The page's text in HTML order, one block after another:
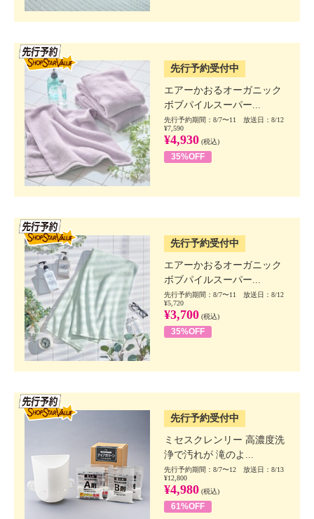
先行予約受付中
エアーかおるオーガニック
ボブパイルスーパー...
先行予約期間：8/7〜11 放送日：8/12
¥7,590
¥4,930 (税込)
35%OFF
先行予約受付中
エアーかおるオーガニック
ボブパイルスーパー...
先行予約期間：8/7〜11 放送日：8/12
¥5,720
¥3,700 (税込)
35%OFF
先行予約受付中
ミセスクレンリー 高濃度洗
浄で汚れが 滝のよ...
先行予約期間：8/7〜12 放送日：8/13
¥12,800
¥4,980 (税込)
61%OFF